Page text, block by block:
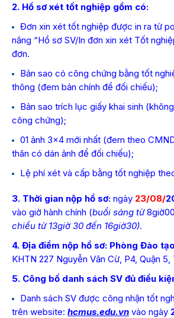
2. Hồ sơ xét tốt nghiệp gồm có:
Đơn xin xét tốt nghiệp được in ra từ
năng “Hồ sơ SV/In đơn xin xét Tốt
đơn.
Bản sao có công chứng bằng tốt
thông (đem bản chính để đối chiếu);
Bản sao trích lục giấy khai sinh
công chứng);
01 ảnh 3×4 mới nhất (đem theo
thân có dán ảnh để đối chiếu);
Lệ phí xét và cấp bằng tốt nghiệp
3. Thời gian nộp hồ sơ: ngày 23/08/
vào giờ hành chính (buổi sáng từ8giờ00
chiều từ 13giờ 30 đến 16giờ30).
4. Địa điểm nộp hồ sơ: Phòng Đào tạo
KHTN 227 Nguyễn Văn Cừ, P4, Quận 5,
5. Công bố danh sách SV đủ điều
Danh sách SV được công nhận tốt
trên website: hcmus.edu.vn vào ngày